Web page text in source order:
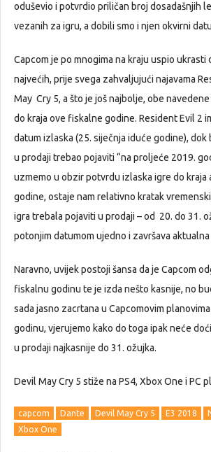
oduševio i potvrdio priličan broj dosadašnjih
vezanih za igru, a dobili smo i njen okvirni
Capcom je po mnogima na kraju uspio ukrasti
najvećih, prije svega zahvaljujući najavama
May Cry 5, a što je još najbolje, obe
do kraja ove fiskalne godine. Resident Evil 2
datum izlaska (25. siječnja iduće godine), dok
u prodaji trebao pojaviti “na proljeće 2019.
uzmemo u obzir potvrdu izlaska igre do kraja
godine, ostaje nam relativno kratak
igra trebala pojaviti u prodaji – od 20. do 31.
potonjim datumom ujedno i završava
Naravno, uvijek postoji šansa da je Capcom
fiskalnu godinu te je izda nešto kasnije, no
sada jasno zacrtana u Capcomovim
godinu, vjerujemo kako do toga ipak neće
u prodaji najkasnije do 31. ožujka.
Devil May Cry 5 stiže na PS4, Xbox One i PC
capcom Dante Devil May Cry 5 E3 2018
Xbox One